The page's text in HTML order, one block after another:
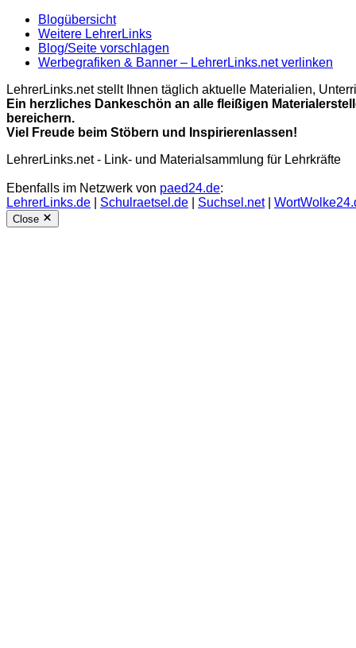
Blogübersicht
Weitere LehrerLinks
Blog/Seite vorschlagen
Werbegrafiken & Banner – LehrerLinks.net verlinken
LehrerLinks.net stellt Ihnen täglich aktuelle Materialien,
Ein herzliches Dankeschön an alle fleißigen
bereichern.
Viel Freude beim Stöbern und Inspirierenlassen!
LehrerLinks.net - Link- und Materialsammlung für Lehrkräfte
Ebenfalls im Netzwerk von paed24.de:
LehrerLinks.de
Schulraetsel.de Suchsel.net|
Close